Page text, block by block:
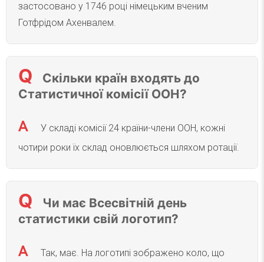
застосовано у 1746 році німецьким вченим
Готфрідом Ахенвалем.
Скільки країн входять до
Статистичної комісії ООН?
У складі комісії 24 країни-члени ООН, кожні
чотири роки їх склад оновлюється шляхом ротації.
Чи має Всесвітній день
статистики свій логотип?
Так, має. На логотипі зображено коло, що